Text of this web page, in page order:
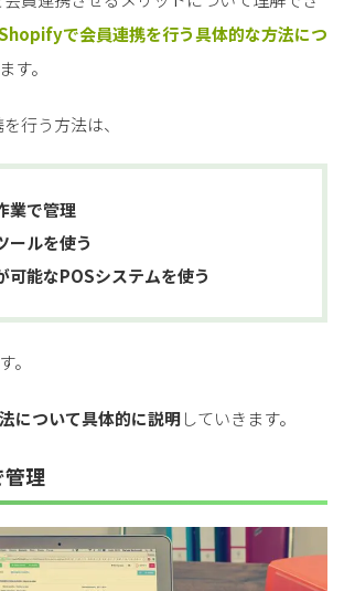
で会員連携を行う具体的な方法につ
す。
行う方法は、
業で管理
ールを使う
可能なPOSシステムを使う
。
について具体的に説明していきます。
理